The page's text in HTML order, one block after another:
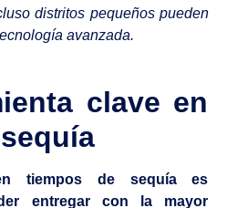
distritos pequeños pueden
avanzada.
clave en
tiempos de sequía es
entregar con la mayor